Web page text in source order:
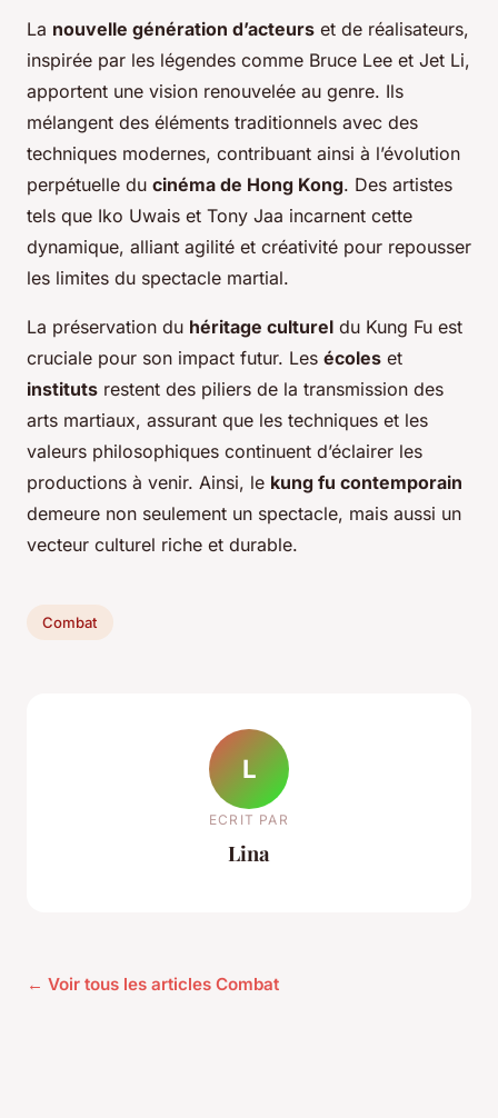
La nouvelle génération d’acteurs et de réalisateurs,
inspirée par les légendes comme Bruce Lee et Jet Li,
apportent une vision renouvelée au genre. Ils
mélangent des éléments traditionnels avec des
techniques modernes, contribuant ainsi à l’évolution
perpétuelle du cinéma de Hong Kong. Des artistes
tels que Iko Uwais et Tony Jaa incarnent cette
dynamique, alliant agilité et créativité pour repousser
les limites du spectacle martial.
La préservation du héritage culturel du Kung Fu est
cruciale pour son impact futur. Les écoles et
instituts restent des piliers de la transmission des
arts martiaux, assurant que les techniques et les
valeurs philosophiques continuent d’éclairer les
productions à venir. Ainsi, le kung fu contemporain
demeure non seulement un spectacle, mais aussi un
vecteur culturel riche et durable.
Combat
L
ECRIT PAR
Lina
← Voir tous les articles Combat